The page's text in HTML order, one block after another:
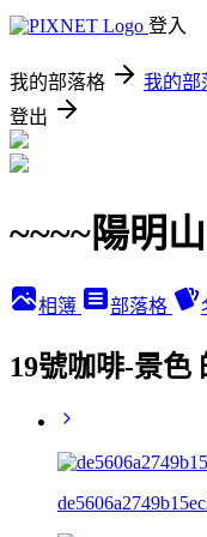
登入
我的部落格 我的部
登出
~~~~陽明
相簿 部落格
19號咖啡-景色